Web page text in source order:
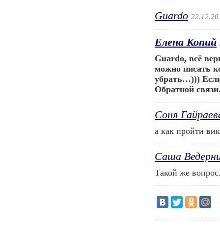
Guardo
Елена Копий
Guardo, всё
можно писать
убрать…)))
Обратной
Соня
а как пройти
Саша
Такой же